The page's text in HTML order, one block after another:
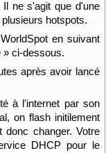
ne s'agit que d'une
hotspots.
en suivant
» ci-dessous.
après avoir lancé
à l'internet par son
on flash initilement
changer. Votre
DHCP pour le